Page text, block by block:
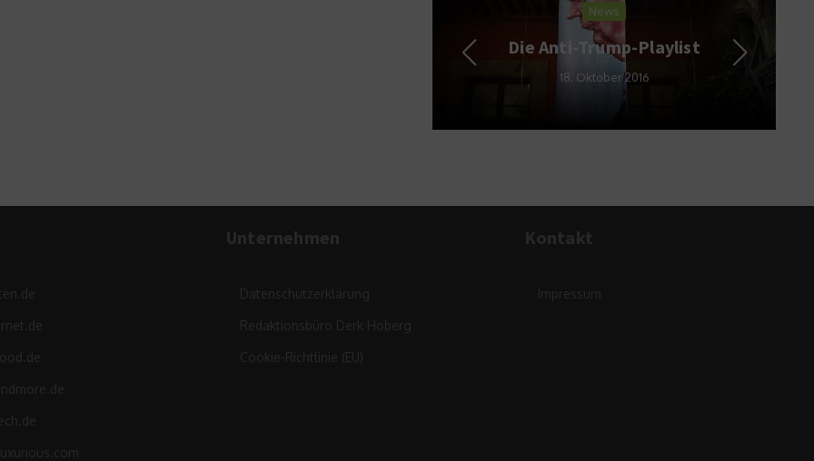
News
Die Anti-Trump-Playlist
18. Oktober 2016
Unternehmen
Datenschutzerklärung
Redaktionsbüro Derk Hoberg
Cookie-Richtlinie (EU)
Kontakt
Impressum